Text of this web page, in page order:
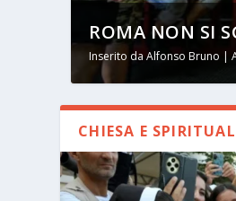
ROMA NON SI
Inserito daAlfonso Bruno |
CHIESA E